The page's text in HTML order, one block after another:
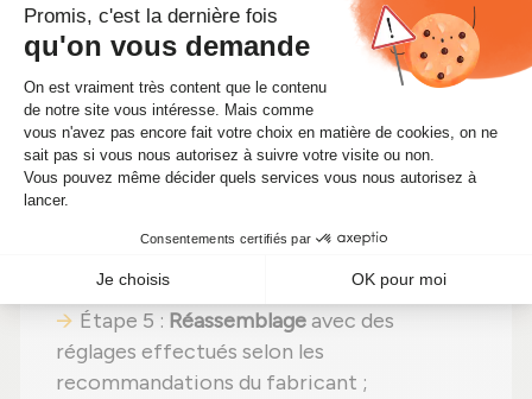
reconditionnement d'un turbo Diesel ?
total pour une
vérification complète ;
Étape 2 :Nettoyage professionnelpour
éliminer toute impureté ;
composant ;
uséespar des composants neufs ;
Étape 5 : Réassemblageavec des
réglages effectués selon les
recommandations du fabricant ;